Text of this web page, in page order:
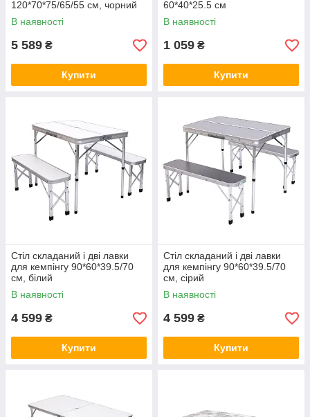
120*70*75/65/55 см, чорний
В наявності
5 589 ₴
Купити
60*40*25.5 см
В наявності
1 059 ₴
Купити
Стіл складаний і дві лавки
для кемпінгу 90*60*39.5/70
см, білий
В наявності
4 599 ₴
Купити
Стіл складаний і дві лавки
для кемпінгу 90*60*39.5/70
см, сірий
В наявності
4 599 ₴
Купити